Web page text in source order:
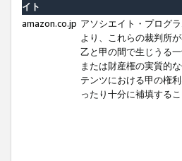
イト
amazon.co.jp アソシエイト・プログ
より、これらの裁判所
乙と甲の間で生じうる
または財産権の実質的
テンツにおける甲の権
ったり十分に補填する